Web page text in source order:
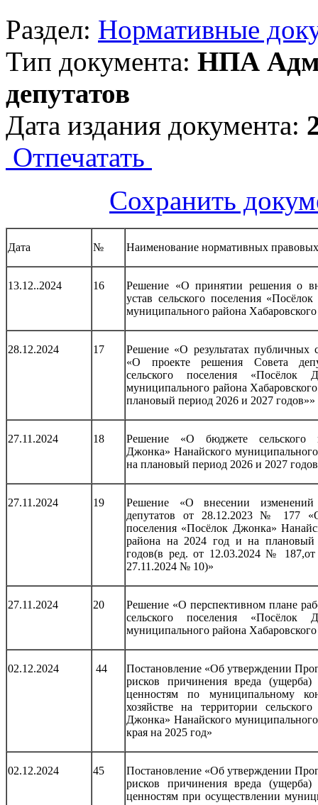
Раздел: Нормативные
Тип документа: НПА
депутатов
Дата издания документа:
Отпечатать
Сохранить
Дата № Наименование нормативных
13.12..2024 16
Решение «О принятии решения о
устав сельского поселения
муниципального района Хабаровского
28.12.2024 17
Решение «О результатах публичных
«О проекте решения Совета
сельского поселения «Посёлок
муниципального района
плановый период 2026 и 2027 годов»»
27.11.2024 18
Решение «О бюджете сельского
Джонка» Нанайского
на плановый период 2026 и 2027
27.11.2024 19
Решение «О внесении
депутатов от 28.12.2023 № 177
поселения «Посёлок Джонка»
района на 2024 год и на
годов(в ред. от 12.03.2024 №
27.11.2024 № 10)»
27.11.2024 20
Решение «О перспективном плане
сельского поселения «Посёлок
муниципального района
02.12.2024 44
Постановление «Об утверждении
рисков причинения вреда (ущерба)
ценностям по муниципальному
хозяйстве на территории
Джонка» Нанайского
края на 2025 год»
02.12.2024 45
Постановление «Об утверждении
рисков причинения вреда (ущерба)
ценностям при осуществлении